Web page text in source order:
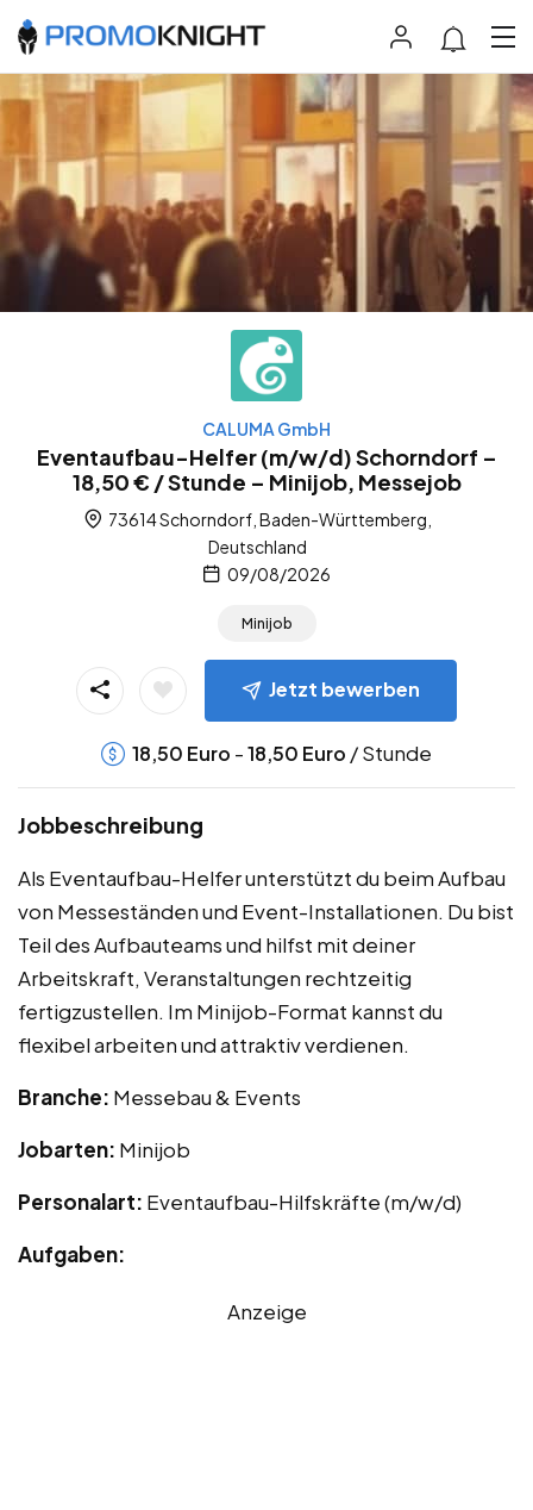
CALUMA GmbH
Eventaufbau-Helfer (m/w/d) Schorndorf –
18,50 € / Stunde – Minijob, Messejob
73614 Schorndorf, Baden-Württemberg,
Deutschland
09/08/2026
Minijob
Jetzt bewerben
18,50 Euro -18,50 Euro / Stunde
Jobbeschreibung
Als Eventaufbau-Helfer unterstützt du beim Aufbau
von Messeständen und Event-Installationen. Du bist
Teil des Aufbauteams und hilfst mit deiner
Arbeitskraft, Veranstaltungen rechtzeitig
fertigzustellen. Im Minijob-Format kannst du
flexibel arbeiten und attraktiv verdienen.
Branche: Messebau & Events
Jobarten: Minijob
Personalart: Eventaufbau-Hilfskräfte (m/w/d)
Aufgaben:
Anzeige